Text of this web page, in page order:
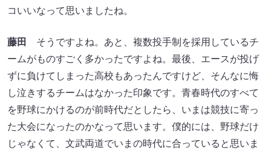
コいいなって思いましたね。
藤田
そうですよね。あと、複数投手制を採用しているチ
ームがものすごく多かったですよね。最後、エースが投げ
ずに負けてしまった高校もあったんですけど、そんなに悔
し泣きするチームはなかった印象です。青春時代のすべて
を野球にかけるのが前時代だとしたら、いまは競技に寄っ
た大会になったのかなって思います。僕的には、野球だけ
じゃなくて、文武両道でいまの時代に合っていると思いま